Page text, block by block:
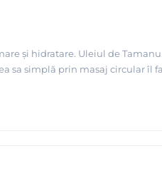
și hidratare. Uleiul de
sa simplă prin masaj circular îl